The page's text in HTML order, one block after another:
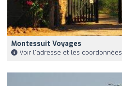
Montessuit Voyages
Voir l'adresse et les coordonnées